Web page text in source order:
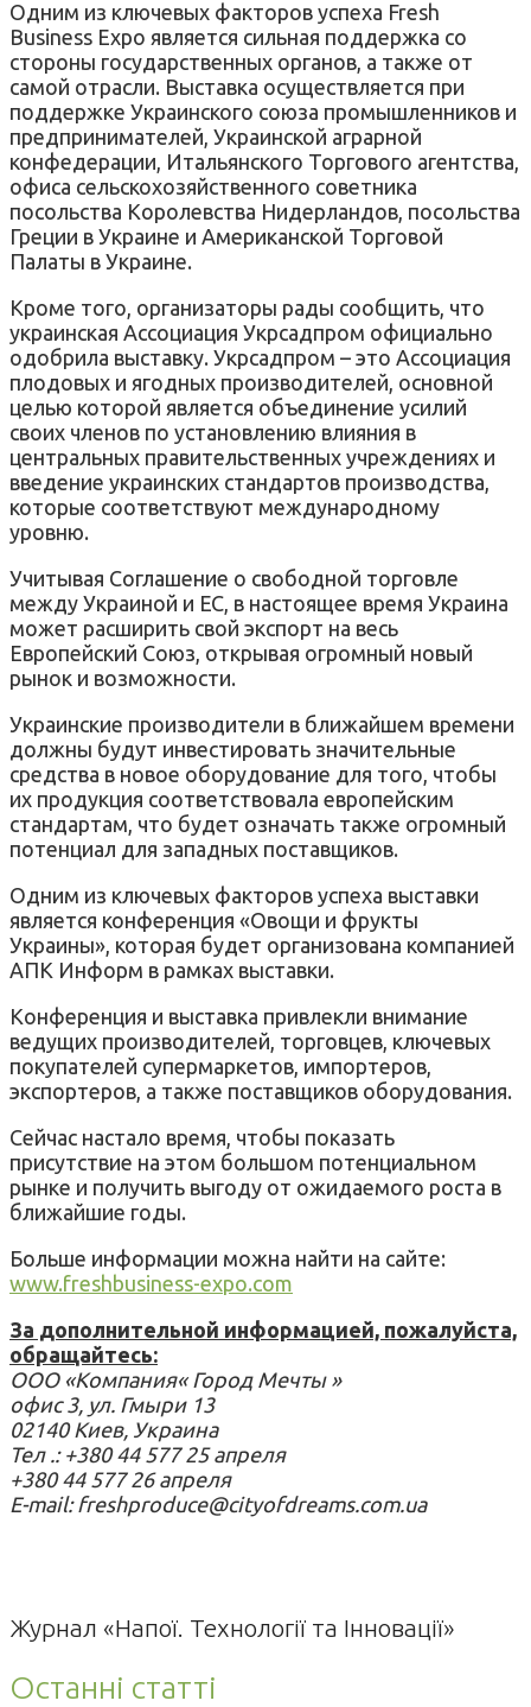
Одним из ключевых факторов успеха Fresh
Business Expo является сильная поддержка со
стороны государственных органов, а также от
самой отрасли. Выставка осуществляется при
поддержке Украинского союза промышленников и
предпринимателей, Украинской аграрной
конфедерации, Итальянского Торгового агентства,
офиса сельскохозяйственного советника
посольства Королевства Нидерландов, посольства
Греции в Украине и Американской Торговой
Палаты в Украине.
Кроме того, организаторы рады сообщить, что
украинская Ассоциация Укрсадпром официально
одобрила выставку. Укрсадпром – это Ассоциация
плодовых и ягодных производителей, основной
целью которой является объединение усилий
своих членов по установлению влияния в
центральных правительственных учреждениях и
введение украинских стандартов производства,
которые соответствуют международному
уровню.
Учитывая Соглашение о свободной торговле
между Украиной и ЕС, в настоящее время Украина
может расширить свой экспорт на весь
Европейский Союз, открывая огромный новый
рынок и возможности.
Украинские производители в ближайшем времени
должны будут инвестировать значительные
средства в новое оборудование для того, чтобы
их продукция соответствовала европейским
стандартам, что будет означать также огромный
потенциал для западных поставщиков.
Одним из ключевых факторов успеха выставки
является конференция «Овощи и фрукты
Украины», которая будет организована компанией
АПК Информ в рамках выставки.
Конференция и выставка привлекли внимание
ведущих производителей, торговцев, ключевых
покупателей супермаркетов, импортеров,
экспортеров, а также поставщиков оборудования.
Сейчас настало время, чтобы показать
присутствие на этом большом потенциальном
рынке и получить выгоду от ожидаемого роста в
ближайшие годы.
Больше информации можна найти на сайте:
www.freshbusiness-expo.com
За дополнительной информацией, пожалуйста,
обращайтесь:
ООО «Компания« Город Мечты »
офис 3, ул. Гмыри 13
02140 Киев, Украина
Тел .: +380 44 577 25 апреля
+380 44 577 26 апреля
E-mail: freshproduce@cityofdreams.com.ua
Журнал «Напої. Технології та Інновації»
Останні статті